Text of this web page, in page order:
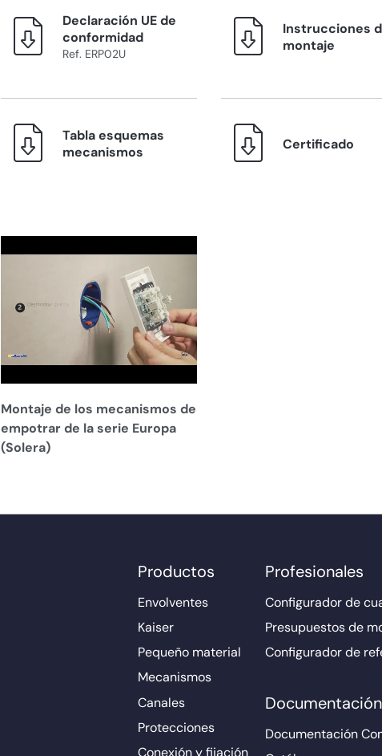
Declaración UE de
conformidad
Ref. ERP02U
Instrucciones
montaje
Tabla esquemas
mecanismos
Certificado
Montaje de los mecanismos de
empotrar de la serie Europa
(Solera)
Productos
Envolventes
Kaiser
Pequeño material
Mecanismos
Canales
Protecciones
Conexión y fijación
Profesionales
Configurador de
Presupuestos de
Configurador de
Documentación
Documentación